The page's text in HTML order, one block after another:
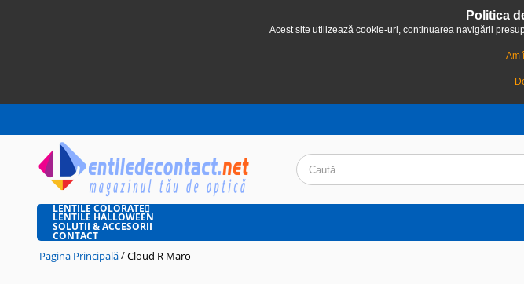
Politica
Acest site utilizează cookie-uri, continuarea navigării
Am
LENTILE COLORATE
LENTILE HALLOWEEN
SOLUTII & ACCESORII
CONTACT
Pagina Principală/Cloud R Maro